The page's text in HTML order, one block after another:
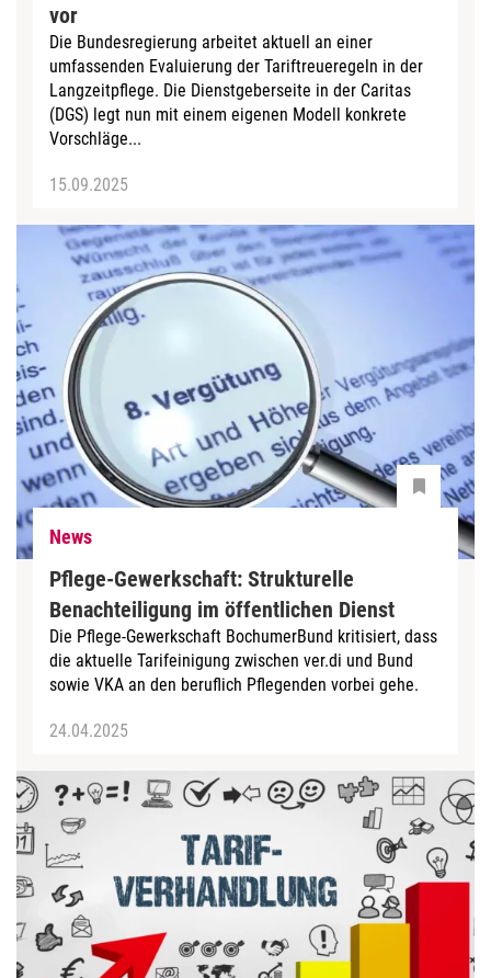
vor
Die Bundesregierung arbeitet aktuell an einer
umfassenden Evaluierung der Tariftreueregeln in der
Langzeitpflege. Die Dienstgeberseite in der Caritas
(DGS) legt nun mit einem eigenen Modell konkrete
Vorschläge...
15.09.2025
News
Pflege-Gewerkschaft: Strukturelle
Benachteiligung im öffentlichen Dienst
Die Pflege-Gewerkschaft BochumerBund kritisiert, dass
die aktuelle Tarifeinigung zwischen ver.di und Bund
sowie VKA an den beruflich Pflegenden vorbei gehe.
24.04.2025